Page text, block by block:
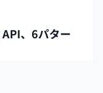
、6パター